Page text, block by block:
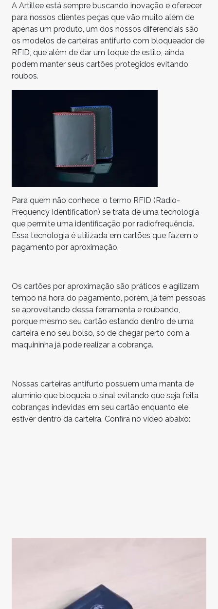
A Artillee está sempre buscando inovação e oferecer
para nossos clientes peças que vão muito além de
apenas um produto, um dos nossos diferenciais são
os modelos de carteiras antifurto com bloqueador de
RFID, que além de dar um toque de estilo, ainda
podem manter seus cartões protegidos evitando
roubos.
Para quem não conhece, o termo RFID (Radio-
Frequency Identification) se trata de uma tecnologia
que permite uma identificação por radiofrequência.
Essa tecnologia é utilizada em cartões que fazem o
pagamento por aproximação.
Os cartões por aproximação são práticos e agilizam
tempo na hora do pagamento, porém, já tem pessoas
se aproveitando dessa ferramenta e roubando,
porque mesmo seu cartão estando dentro de uma
carteira e no seu bolso, só de chegar perto com a
maquininha já pode realizar a cobrança.
Nossas carteiras antifurto possuem uma manta de
alumínio que bloqueia o sinal evitando que seja feita
cobranças indevidas em seu cartão enquanto ele
estiver dentro da carteira. Confira no vídeo abaixo: